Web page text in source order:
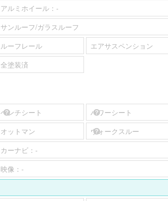
アルミホイール： -
サンルーフ/ガラスルーフ
ルーフレール
エアサスペンション
全塗装済
ベンチシート
パワーシート
オットマン
ウォークスルー
カーナビ： -
映像： -